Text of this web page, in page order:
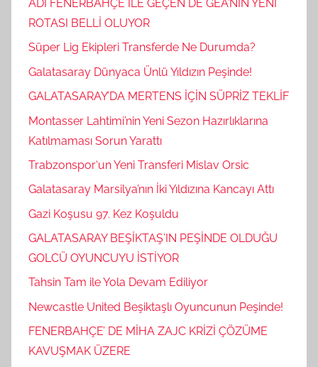
ADI FENERBAHÇE İLE GEÇEN DE GEA’NIN YENİ
ROTASI BELLİ OLUYOR
Süper Lig Ekipleri Transferde Ne Durumda?
Galatasaray Dünyaca Ünlü Yıldızın Peşinde!
GALATASARAY’DA MERTENS İÇİN SÜPRİZ TEKLİF
Montasser Lahtimi’nin Yeni Sezon Hazırlıklarına
Katılmaması Sorun Yarattı
Trabzonspor‘un Yeni Transferi Mislav Orsic
Galatasaray Marsilya’nın İki Yıldızına Kancayı Attı
Gazi Koşusu 97. Kez Koşuldu
GALATASARAY BEŞİKTAŞ’IN PEŞİNDE OLDUĞU
GOLCÜ OYUNCUYU İSTİYOR
Tahsin Tam ile Yola Devam Ediliyor
Newcastle United Beşiktaşlı Oyuncunun Peşinde!
FENERBAHÇE’ DE MİHA ZAJC KRİZİ ÇÖZÜME
KAVUŞMAK ÜZERE